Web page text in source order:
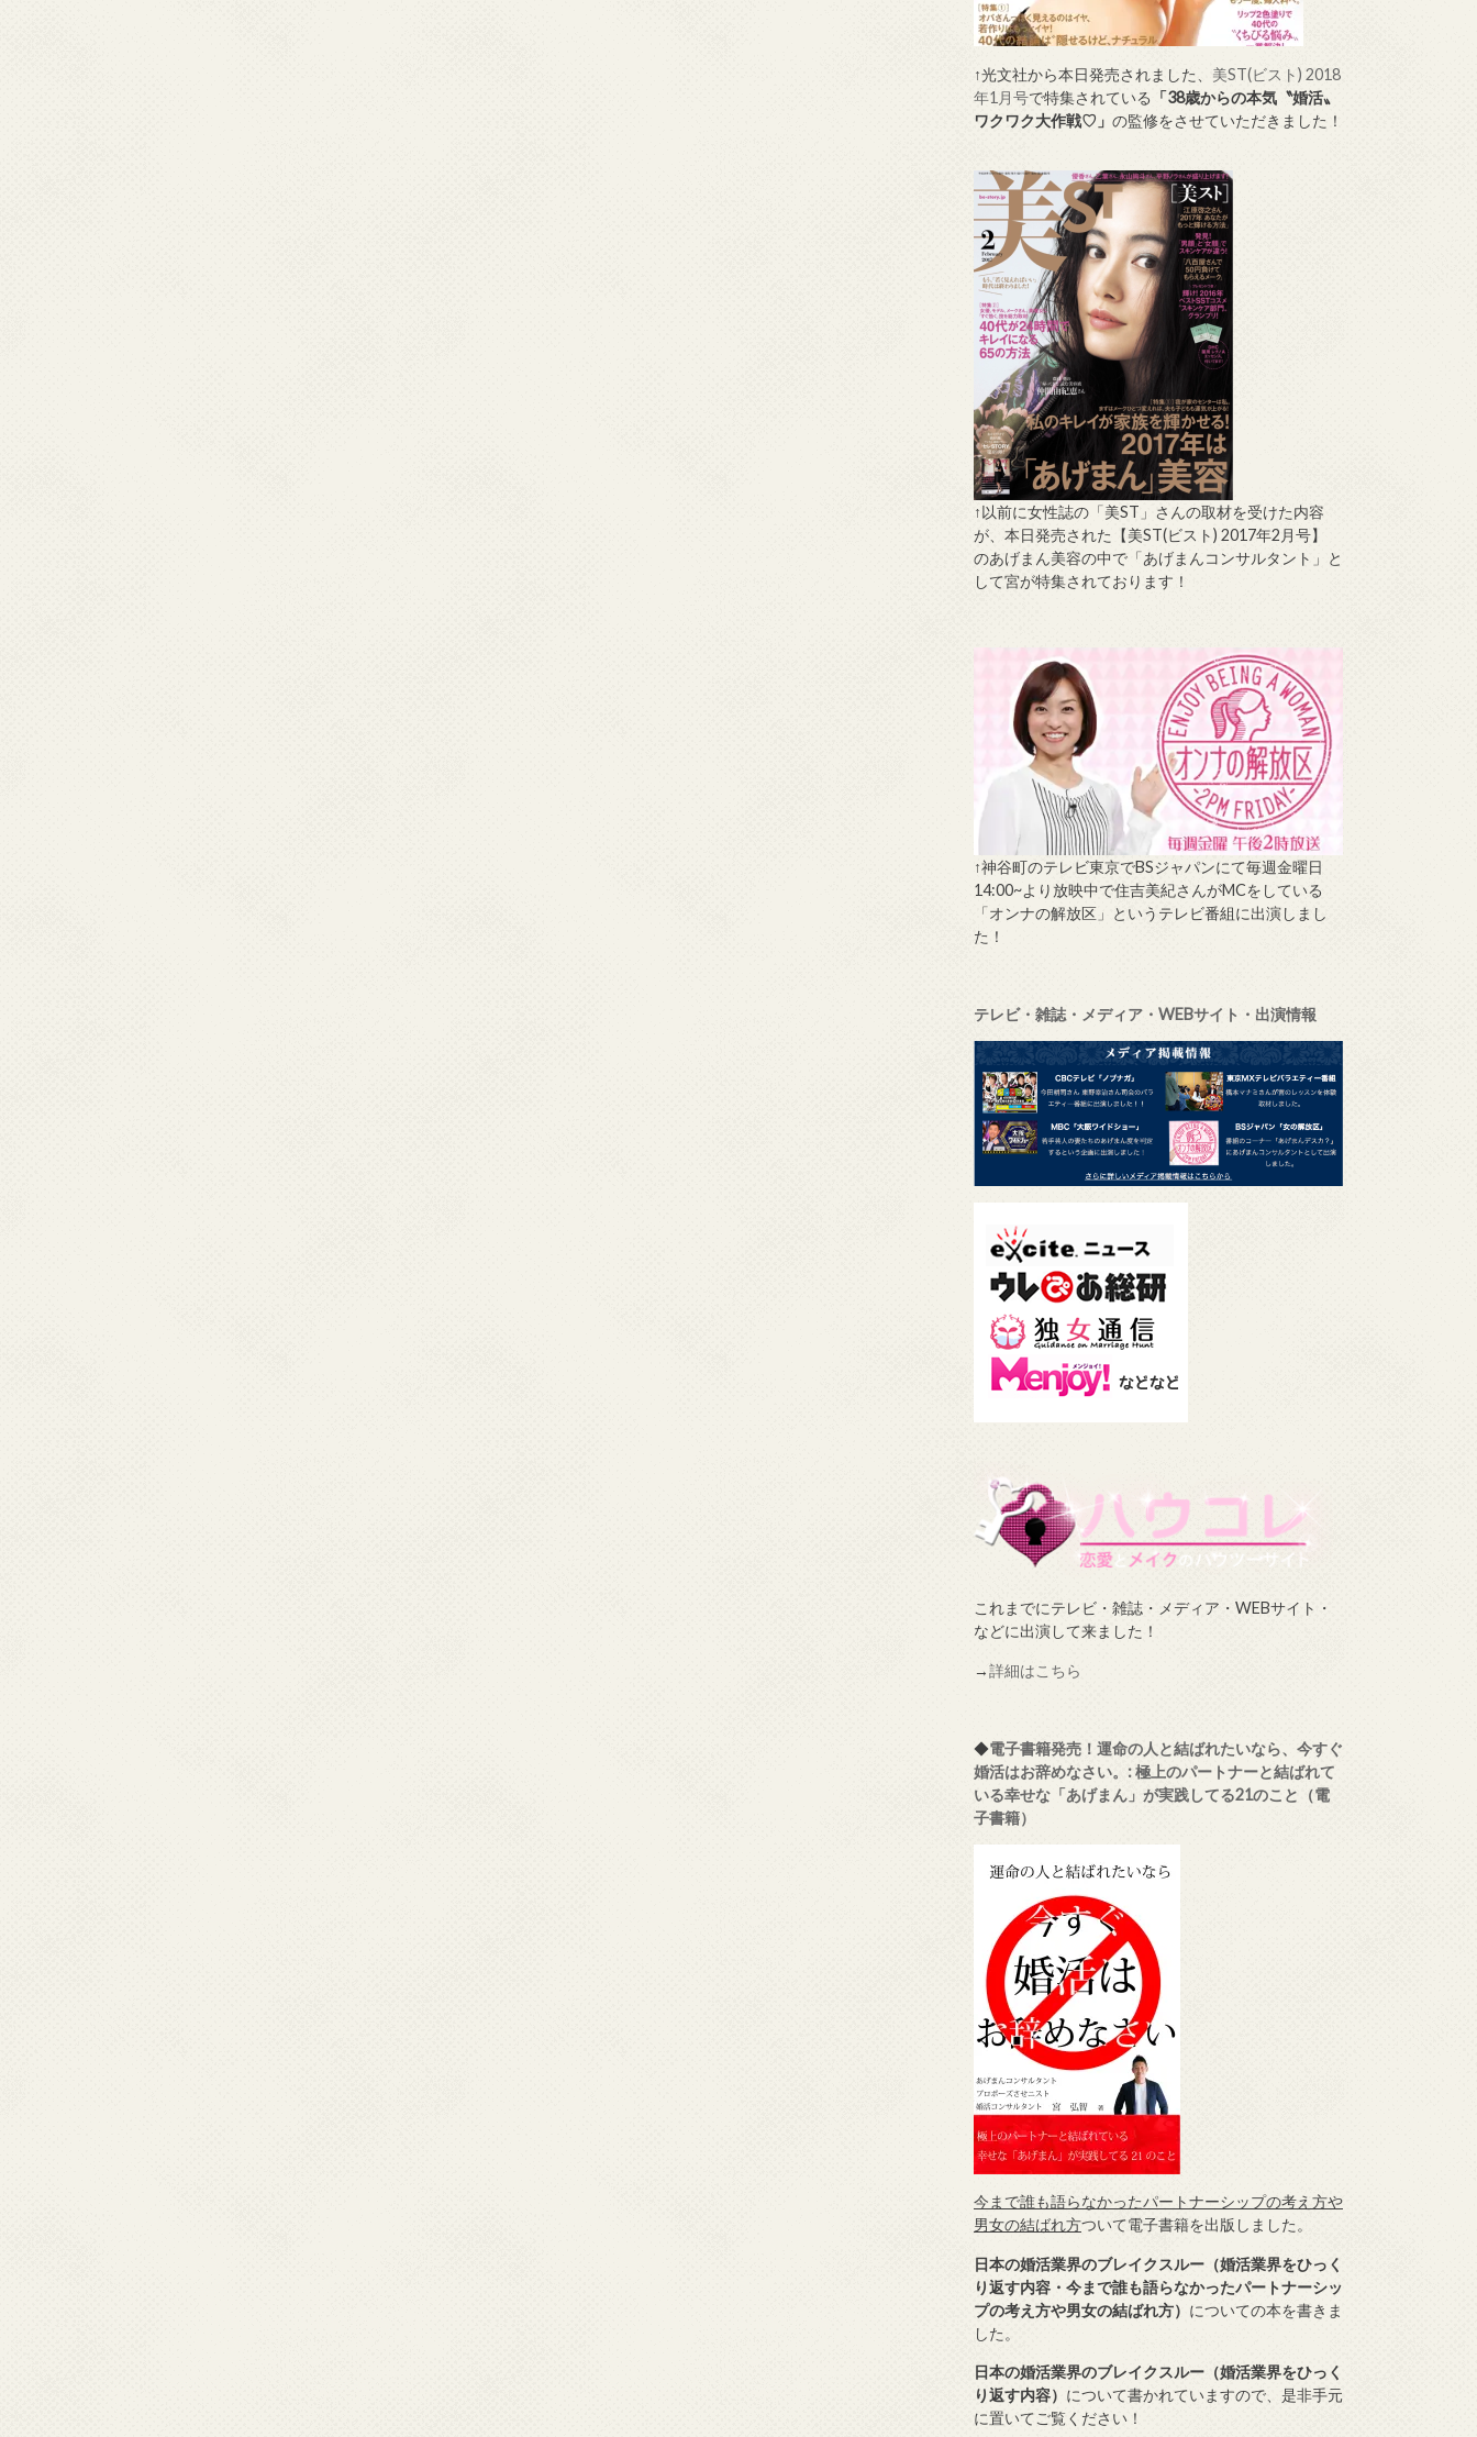
↑光文社から本日発売されました、 美ST(ビスト) 2018
年1月号で特集されている 「38歳からの本気〝婚活〟
ワクワク大作戦♡」 の監修をさせていただきました！
↑以前に女性誌の「美ST」さんの取材を受けた内容
が、本日発売された【美ST(ビスト) 2017年2月号】
のあげまん美容の中で「あげまんコンサルタント」と
して宮が特集されております！
↑神谷町のテレビ東京でBSジャパンにて毎週金曜日
14:00~より放映中で住吉美紀さんがMCをしている
「オンナの解放区」というテレビ番組に出演しまし
た！
テレビ・雑誌・メディア・WEBサイト・出演情報
これまでにテレビ・雑誌・メディア・WEBサイト・
などに出演して来ました！
→詳細はこちら
◆電子書籍発売！運命の人と結ばれたいなら、今すぐ
婚活はお辞めなさい。: 極上のパートナーと結ばれて
いる幸せな「あげまん」が実践してる21のこと（電
子書籍）
今まで誰も語らなかったパートナーシップの考え方や
男女の結ばれ方ついて電子書籍を出版しました。
日本の婚活業界のブレイクスルー（婚活業界をひっく
り返す内容・今まで誰も語らなかったパートナーシッ
プの考え方や男女の結ばれ方） についての本を書きま
した。
日本の婚活業界のブレイクスルー（婚活業界をひっく
り返す内容） について書かれていますので、是非手元
に置いてご覧ください！